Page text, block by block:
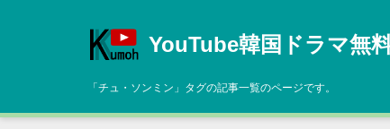
へ
YouTube韓国ドラマ無
「 チュ・ソンミン 」タグの記事一覧のページです。